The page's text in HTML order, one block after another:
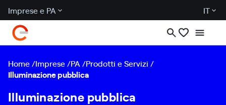
Imprese e PA IT
Home Imprese PA Prodotti e Servizi
Illuminazione pubblica
Illuminazione pubblica